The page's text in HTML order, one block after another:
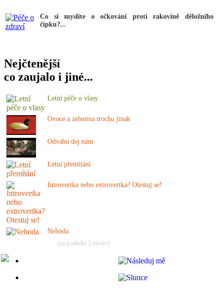
Co si myslíte o očkování proti rakovině děložního
čípku?...
Nejčtenější
co zaujalo i jiné...
Letní péče o vlasy
Ovoce a zelenina trochu jinak
Odvahu dej nám
Letní přemítání
Introvertka nebo extrovertka? Otestuj se!
Nehoda
(za poslední 2 měsíce)